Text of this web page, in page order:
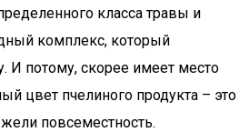
класса травы и
комплекс, который
И потому, скорее имеет место
цвет пчелиного продукта – это
повсеместность.